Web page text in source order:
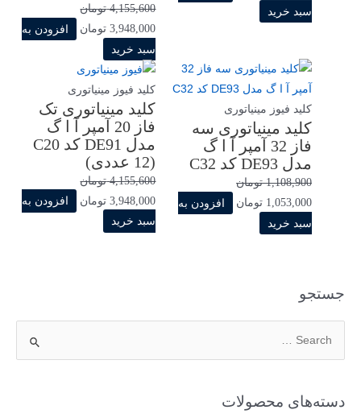
جستجو
دسته‌های محصولات
سبد خرید
4,155,600 تومان
3,948,000 تومان
افزودن به
سبد خرید
کلید فیوز مینیاتوری
کلید مینیاتوری سه
فاز 32 آمپر آ ا گ
مدل DE93 کد C32
1,108,900 تومان
1,053,000 تومان
افزودن به
سبد خرید
کلید فیوز مینیاتوری
کلید مینیاتوری تک
فاز 20 آمپر آ ا گ
مدل DE91 کد C20
(12 عددی)
4,155,600 تومان
3,948,000 تومان
افزودن به
سبد خرید